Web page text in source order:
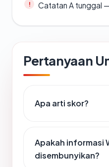
Catatan A tunggal
Pertanyaan
Apa arti skor?
Apakah informasi
disembunyikan?